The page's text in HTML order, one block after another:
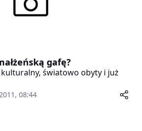
gafę?
kulturalny, światowo obyty i już
08:44